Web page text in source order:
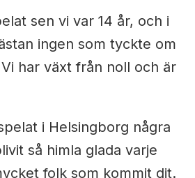
sen vi var 14 år, och i
ingen som tyckte om
har växt från noll och är
i Helsingborg några
så himla glada varje
folk som kommit dit.